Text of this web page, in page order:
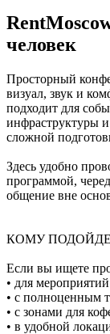
человек
Просторный
визуал, звук и
подходит для
инфраструктуры
сложной
Здесь удобно
программой,
общение вне
КОМУ
Если вы ищете
• для
• с полноценным
• с зонами для
• в удобной